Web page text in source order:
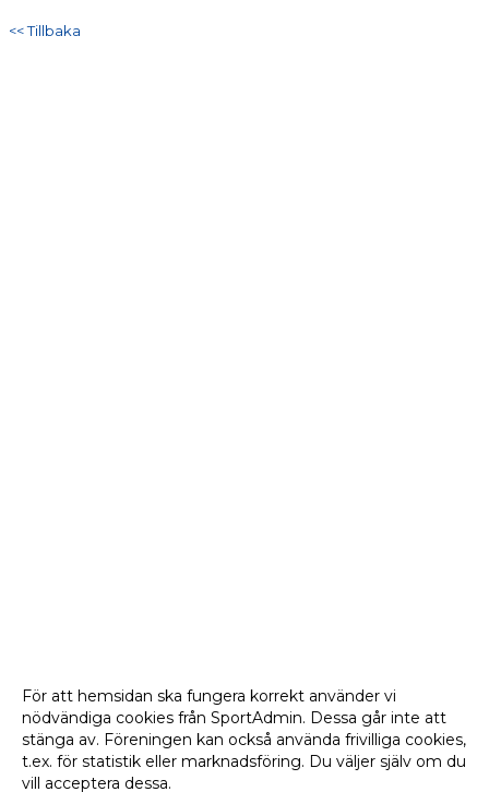
<< Tillbaka
För att hemsidan ska fungera korrekt använder vi
nödvändiga cookies från SportAdmin. Dessa går inte att
stänga av. Föreningen kan också använda frivilliga cookies,
t.ex. för statistik eller marknadsföring. Du väljer själv om du
vill acceptera dessa.